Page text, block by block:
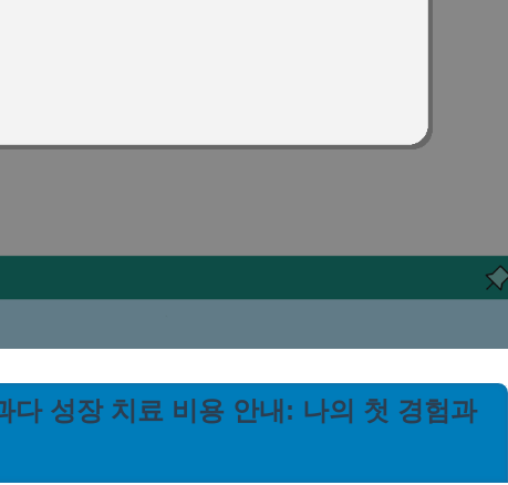
다 성장 치료 비용 안내: 나의 첫 경험과